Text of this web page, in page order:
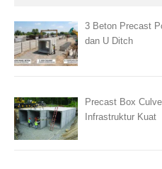
3 Beton Precast
dan U Ditch
Precast Box
Infrastruktur Kuat